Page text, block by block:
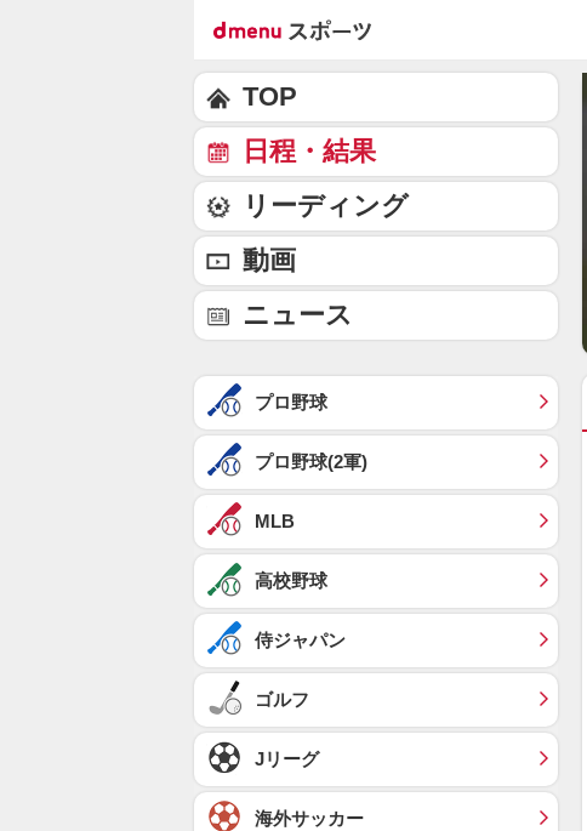
TOP
日程・結果
リーディング
動画
ニュース
プロ野球
プロ野球(2軍)
MLB
高校野球
侍ジャパン
ゴルフ
Jリーグ
海外サッカー